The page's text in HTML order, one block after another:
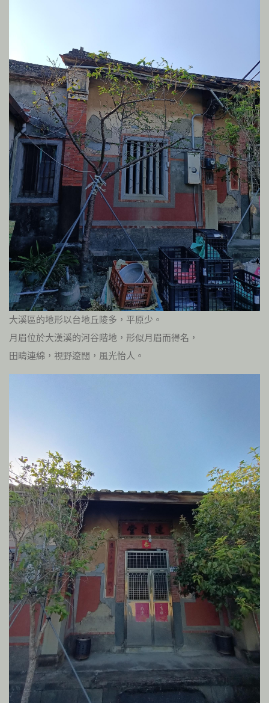
大溪區的地形以台地丘陵多，平原少。
月眉位於大漢溪的河谷階地，形似月眉而得名，
田疇連綿，視野遼闊，風光怡人。